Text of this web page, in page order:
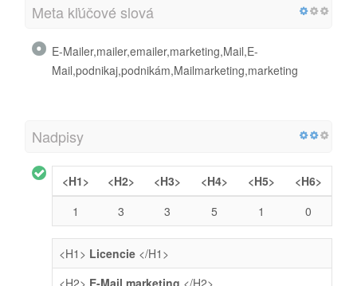
Meta kľúčové slová
E-Mailer,mailer,emailer,marketing,Mail,E-
Mail,podnikaj,podnikám,Mailmarketing,marketing
Nadpisy
<H1> <H2> <H3> <H4> <H5>
<H6>
1
3 3 5 1 0
<H1> Licencie </H1>
<H2> E-Mail marketing </H2>